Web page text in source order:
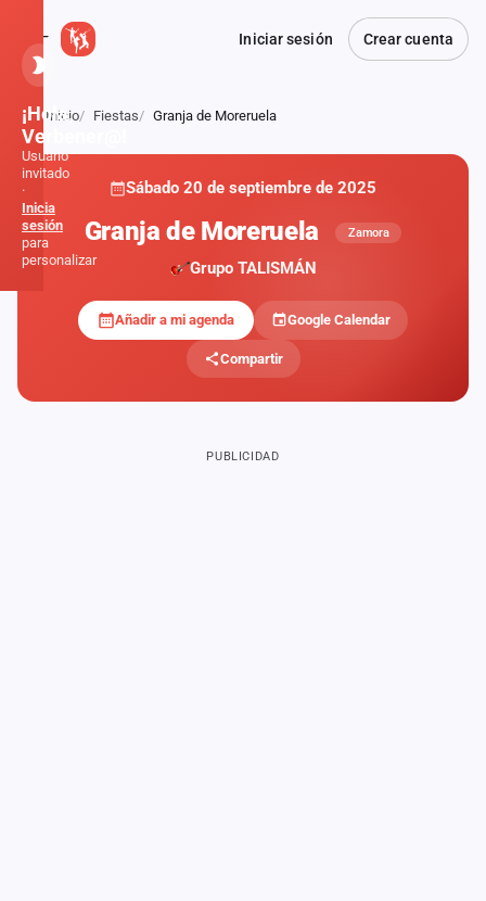
Iniciar sesión Crear cuenta
Atrás
Inicio Fiestas Granja de Moreruela
Sábado 20 de septiembre de 2025
Granja de Moreruela Zamora
Grupo TALISMÁN
Añadir a mi agenda Google Calendar
Compartir
PUBLICIDAD
¡Hola,
Verbener@!
Usuario
invitado
·
Inicia
sesión
para
personalizar